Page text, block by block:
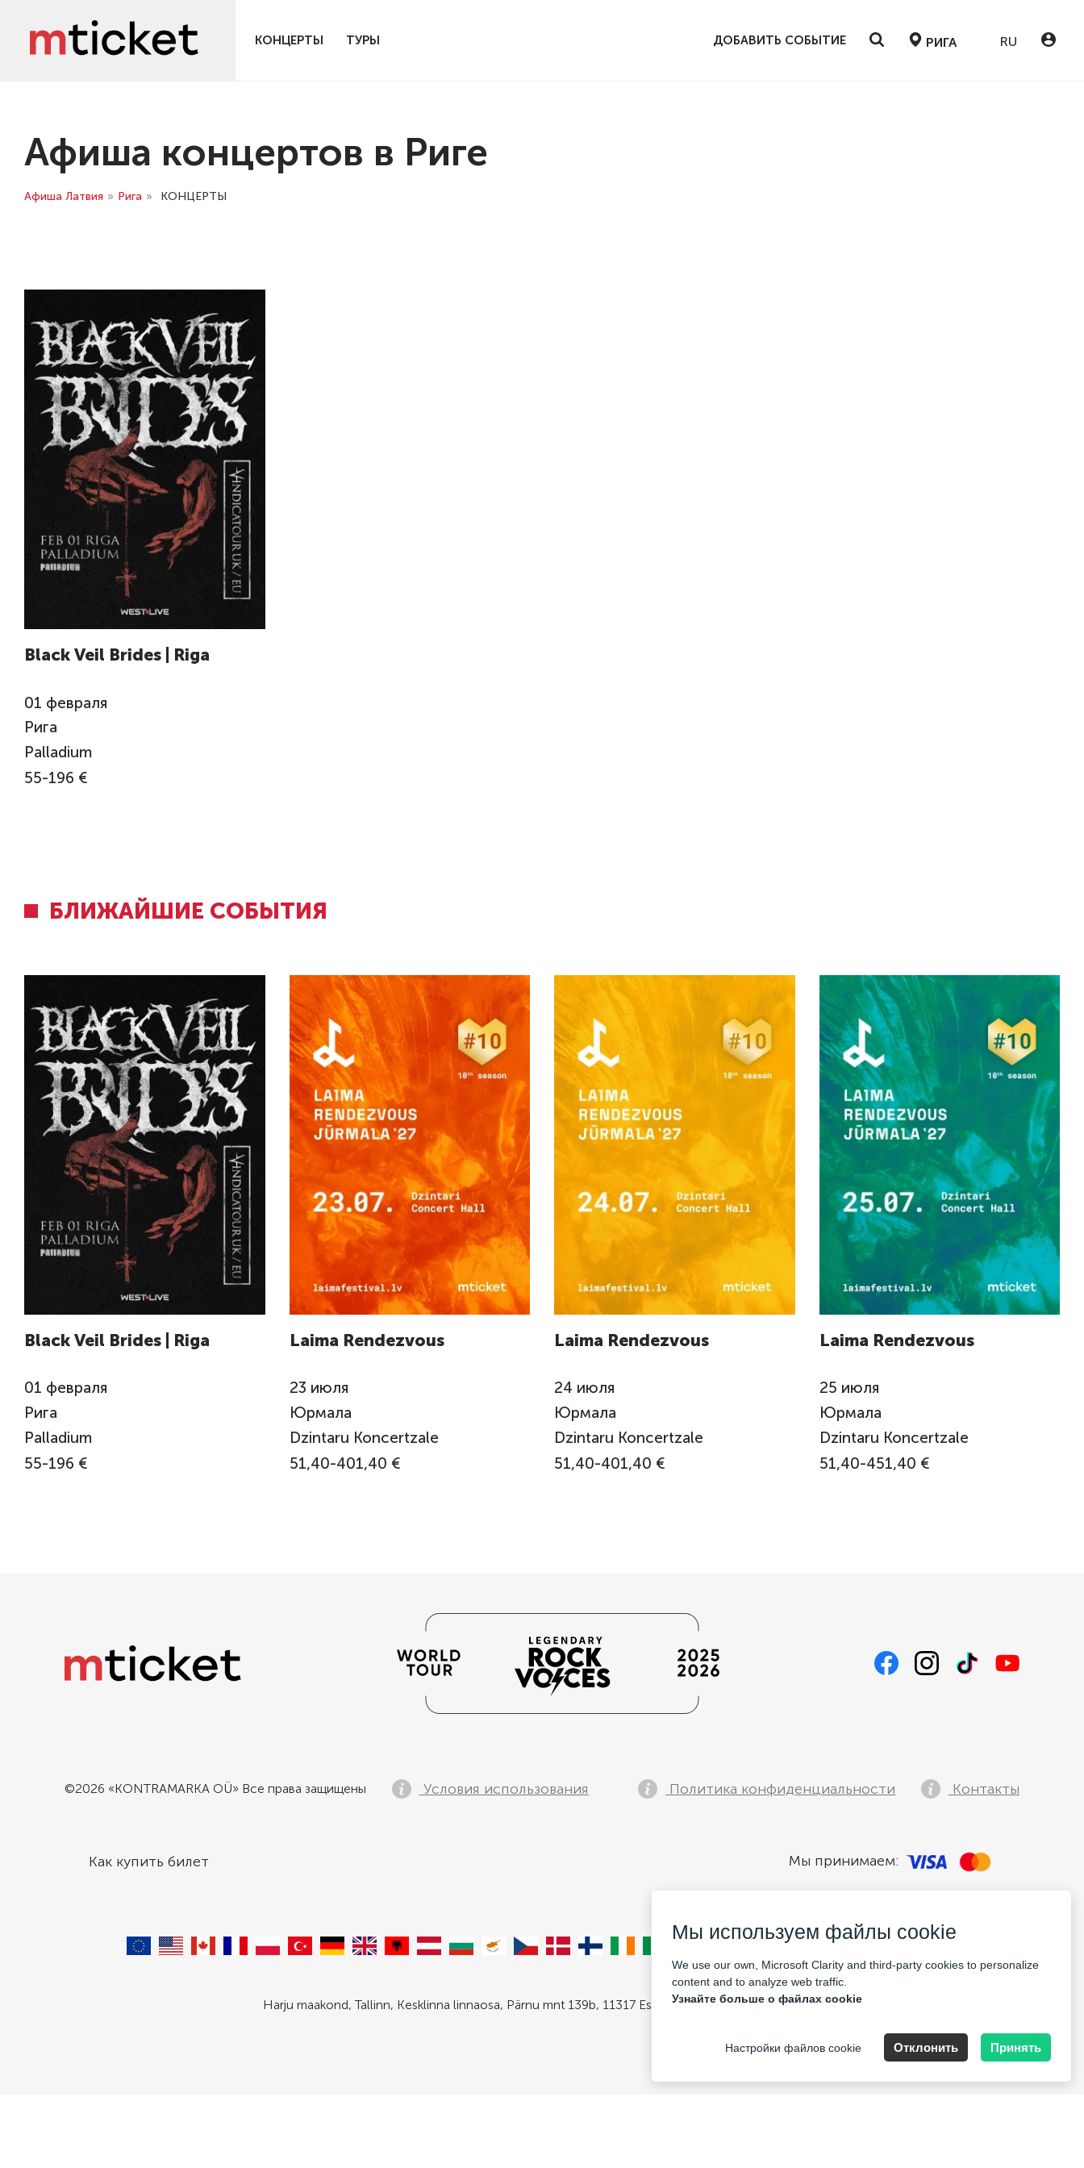
КОНЦЕРТЫ ТУРЫ ДОБАВИТЬ СОБЫТИЕ РИГА RU
Афиша концертов в Риге
Афиша Латвия » Рига » КОНЦЕРТЫ
Black Veil Brides | Riga
01 февраля
Рига
Palladium
55-196 €
БЛИЖАЙШИЕ СОБЫТИЯ
Black Veil Brides | Riga
01 февраля
Рига
Palladium
55-196 €
Laima Rendezvous
23 июля
Юрмала
Dzintaru Koncertzale
51,40-401,40 €
Laima Rendezvous
24 июля
Юрмала
Dzintaru Koncertzale
51,40-401,40 €
Laima Rendezvous
25 июля
Юрмала
Dzintaru Koncertzale
51,40-451,40 €
©2026 «KONTRAMARKA OÜ» Все права защищены Условия использования Политика конфиденциальности Контакты
Как купить билет Мы принимаем:
Harju maakond, Tallinn, Kesklinna linnaosa, Pärnu mnt 139b, 11317 Estonia. Company Nr: 14693656
Мы используем файлы cookie
We use our own, Microsoft Clarity and third-party cookies to personalize
content and to analyze web traffic.
Узнайте больше о файлах cookie
Настройки файлов cookie Отклонить Принять